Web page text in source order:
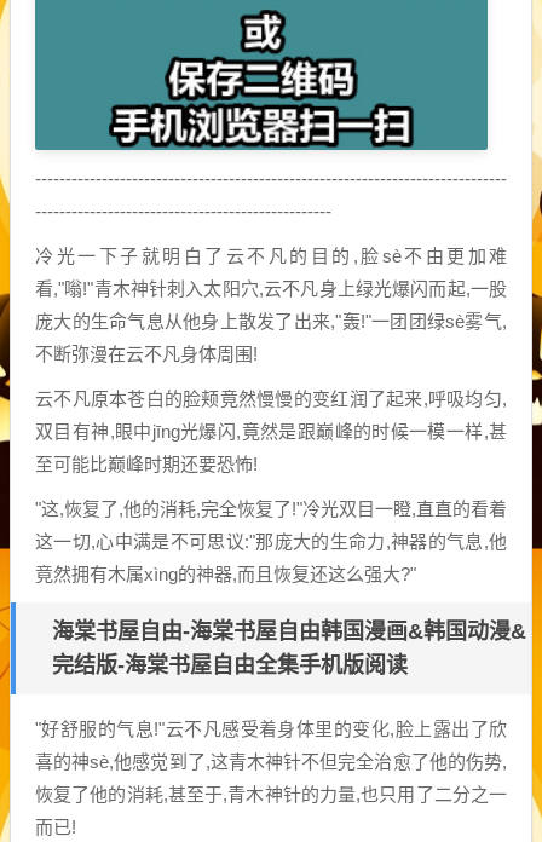
------------------------------------------------------------------------------
-------------------------------------------------
冷光一下子就明白了云不凡的目的,脸sè不由更加难
看,"嗡!"青木神针刺入太阳穴,云不凡身上绿光爆闪而起,一股
庞大的生命气息从他身上散发了出来,"轰!"一团团绿sè雾气,
不断弥漫在云不凡身体周围!
云不凡原本苍白的脸颊竟然慢慢的变红润了起来,呼吸均匀,
双目有神,眼中jīng光爆闪,竟然是跟巅峰的时候一模一样,甚
至可能比巅峰时期还要恐怖!
"这,恢复了,他的消耗,完全恢复了!"冷光双目一瞪,直直的看着
这一切,心中满是不可思议:"那庞大的生命力,神器的气息,他
竟然拥有木属xìng的神器,而且恢复还这么强大?"
海棠书屋自由-海棠书屋自由韩国漫画&韩国动漫&
完结版-海棠书屋自由全集手机版阅读
"好舒服的气息!"云不凡感受着身体里的变化,脸上露出了欣
喜的神sè,他感觉到了,这青木神针不但完全治愈了他的伤势,
恢复了他的消耗,甚至于,青木神针的力量,也只用了二分之一
而已!